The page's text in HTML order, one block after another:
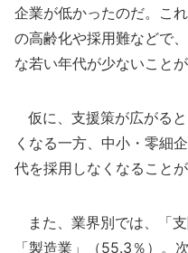
企業が低かったのだ。こ
の高齢化や採用難などで
な若い年代が少ないこと
仮に、支援策が広がる
くなる一方、中小・零細
代を採用しなくなることが
また、業界別では、「
「製造業」（55.3％）。